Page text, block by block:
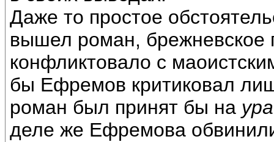
Даже то простое
вышел роман, брежневское
конфликтовало с
бы Ефремов критиковал
роман был принят бы на
деле же Ефремова